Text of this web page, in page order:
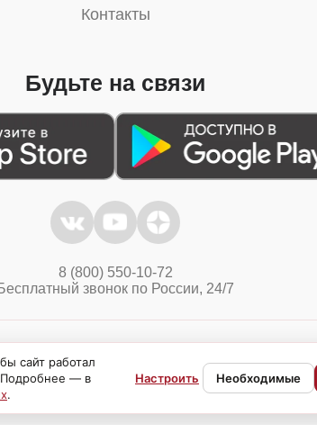
Контакты
Будьте на связи
8 (800) 550-10-72
звонок по России, 24/7
сайт работал
Подробнее — в
.
Настроить Необходимые